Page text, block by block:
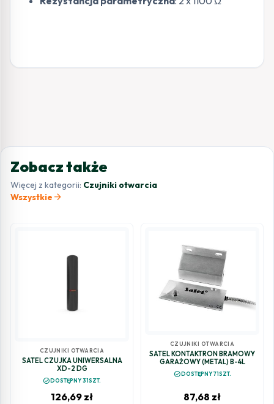
Zobacz także
Więcej z kategorii: Czujniki otwarcia
Wszystkie arrow_forward
CZUJNIKI OTWARCIA
SATEL CZUJKA UNIWERSALNA
XD-2 DG
check_circleDOSTĘPNY 31SZT.
126,69 zł
CZUJNIKI OTWARCIA
SATEL KONTAKTRON BRAMOWY
GARAŻOWY (METAL) B-4L
check_circleDOSTĘPNY 71SZT.
87,68 zł